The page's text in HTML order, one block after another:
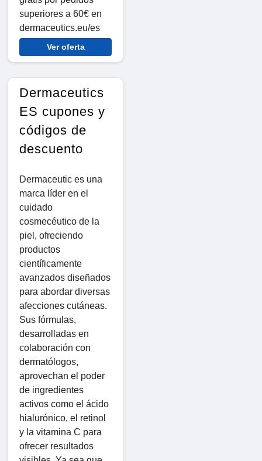
superiores a 60€ en
dermaceutics.eu/es
Ver oferta
Dermaceutics
ES cupones y
códigos de
descuento
Dermaceutic es una
marca líder en el
cuidado
cosmecéutico de la
piel, ofreciendo
productos
científicamente
avanzados diseñados
para abordar diversas
afecciones cutáneas.
Sus fórmulas,
desarrolladas en
colaboración con
dermatólogos,
aprovechan el poder
de ingredientes
activos como el ácido
hialurónico, el retinol
y la vitamina C para
ofrecer resultados